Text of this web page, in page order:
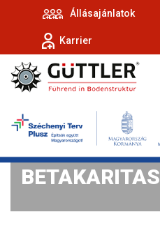
Állásajánlatok
Karrier
BETAKARITAS